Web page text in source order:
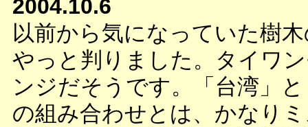
2004.10.6
以前から気になっていた樹
やっと判りました。タイワ
ンジだそうです。「台湾」
の組み合わせとは、かなり